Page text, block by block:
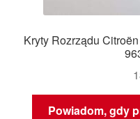
Kryty Rozrządu
Powiadom, gdy